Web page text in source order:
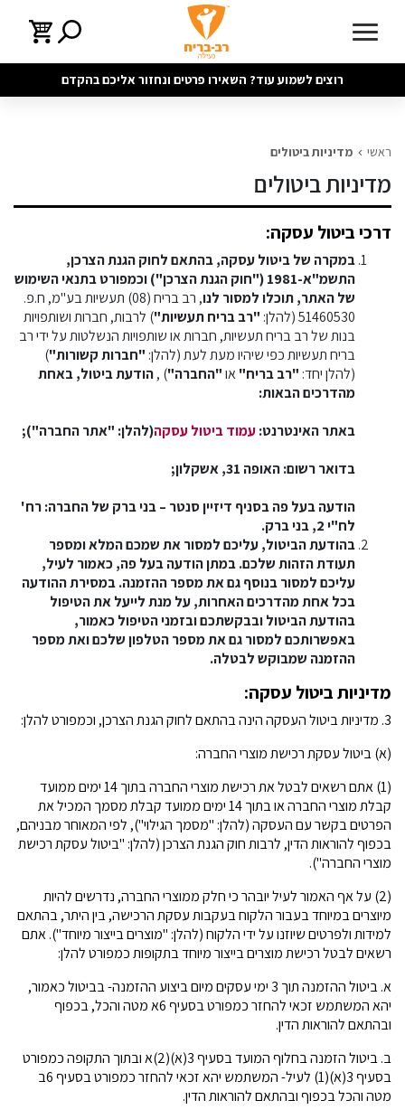
רוצים לשמוע עוד? השאירו פרטים ונחזור אליכם בהקדם
ראשי מדיניות ביטולים
מדיניות ביטולים
דרכי ביטול עסקה:
במקרה של ביטול עסקה, בהתאם לחוק הגנת הצרכן,
התשמ"א-1981 ("חוק הגנת הצרכן") וכמפורט בתנאי השימוש
של האתר, תוכלו למסור לנו
, רב בריח (08) תעשיות בע"מ, ח.פ.
51460530 (להלן:
"רב בריח תעשיות") לרבות, חברות ושותפויות
בנות של רב בריח תעשיות, חברות או שותפויות הנשלטות על ידי רב
בריח תעשיות כפי שיהיו מעת לעת (להלן: "חברות קשורות")
(להלן יחד: "רב בריח"או"החברה") ,הודעת ביטול, באחת
מהדרכים הבאות:
באתר האינטרנט:עמוד ביטול עסקה(להלן: "אתר החברה");
בדואר רשום: האופה 31, אשקלון;
הודעה בעל פה בסניף דיזיין סנטר – בני ברק של החברה: רח'
לח"י 2, בני ברק.
בהודעת הביטול, עליכם למסור את שמכם המלא ומספר
תעודת הזהות שלכם. במתן הודעה בעל פה, כאמור לעיל,
עליכם למסור בנוסף גם את מספר ההזמנה. במסירת ההודעה
בכל אחת מהדרכים האחרות, על מנת לייעל את הטיפול
בהודעת הביטול ובבקשתכם ובזמני הטיפול כאמור,
באפשרותכם למסור גם את מספר הטלפון שלכם ואת מספר
ההזמנה שמבוקש לבטלה.
מדיניות ביטול עסקה:
3. מדיניות ביטול העסקה הינה בהתאם לחוק הגנת הצרכן, וכמפורט להלן:
(א) ביטול עסקת רכישת מוצרי החברה:
(1) אתם רשאים לבטל את רכישת מוצרי החברה בתוך 14 ימים ממועד
קבלת מוצרי החברה או בתוך 14 ימים ממועד קבלת מסמך המכיל את
הפרטים בקשר עם העסקה (להלן: "מסמך הגילוי"), לפי המאוחר מבניהם,
בכפוף להוראות הדין, לרבות חוק הגנת הצרכן (להלן: "ביטול עסקת רכישת
מוצרי החברה").
(2) על אף האמור לעיל יובהר כי חלק ממוצרי החברה, נדרשים להיות
מיוצרים במיוחד בעבור הלקוח בעקבות עסקת הרכישה, בין היתר, בהתאם
למידות ולפרטים שיוזנו על ידי הלקוח (להלן: "מוצרים בייצור מיוחד"). אתם
רשאים לבטל רכישת מוצרים בייצור מיוחד בתקופות כמפורט להלן:
א. ביטול ההזמנה תוך 3 ימי עסקים מיום ביצוע ההזמנה- בביטול כאמור,
יהא המשתמש זכאי להחזר כמפורט בסעיף 6א מטה והכל, בכפוף
ובהתאם להוראות הדין.
ב. ביטול הזמנה בחלוף המועד בסעיף 3(א)(2)א ובתוך התקופה כמפורט
בסעיף 3(א)(1) לעיל- המשתמש יהא זכאי להחזר כמפורט בסעיף 6ב
מטה והכל בכפוף ובהתאם להוראות הדין.